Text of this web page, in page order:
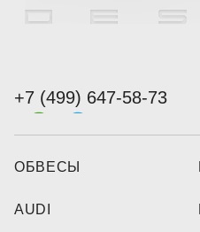
+7 (499) 647-58-73
ОБВЕСЫ
AUDI